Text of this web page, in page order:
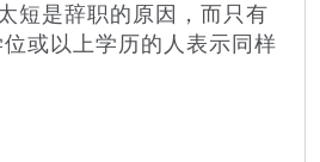
短是辞职的原因，而只有
或以上学历的人表示同样